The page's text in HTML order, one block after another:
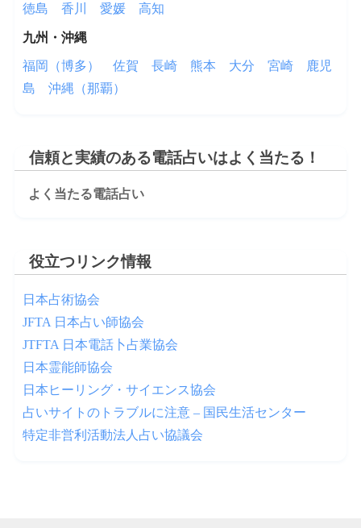
徳島 香川 愛媛 高知
九州・沖縄
福岡（博多） 佐賀 長崎 熊本 大分 宮崎
鹿児
島
沖縄（那覇）
信頼と実績のある電話占いはよく当たる！
よく当たる電話占い
役立つリンク情報
日本占術協会
JFTA 日本占い師協会
JTFTA 日本電話卜占業協会
日本霊能師協会
日本ヒーリング・サイエンス協会
占いサイトのトラブルに注意 – 国民生活センター
特定非営利活動法人占い協議会